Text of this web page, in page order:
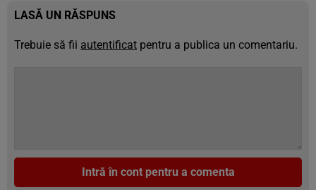
LASĂ UN RĂSPUNS
Trebuie să fii autentificat pentru a publica un comentariu.
Intră în cont pentru a comenta